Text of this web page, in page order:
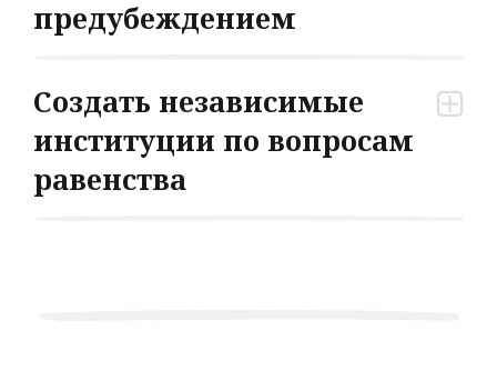
предубеждением
Создать независимые
институции по вопросам
равенства